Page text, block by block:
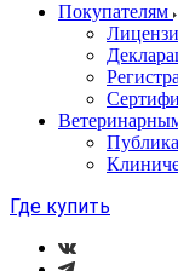
Покупателям
Где купить